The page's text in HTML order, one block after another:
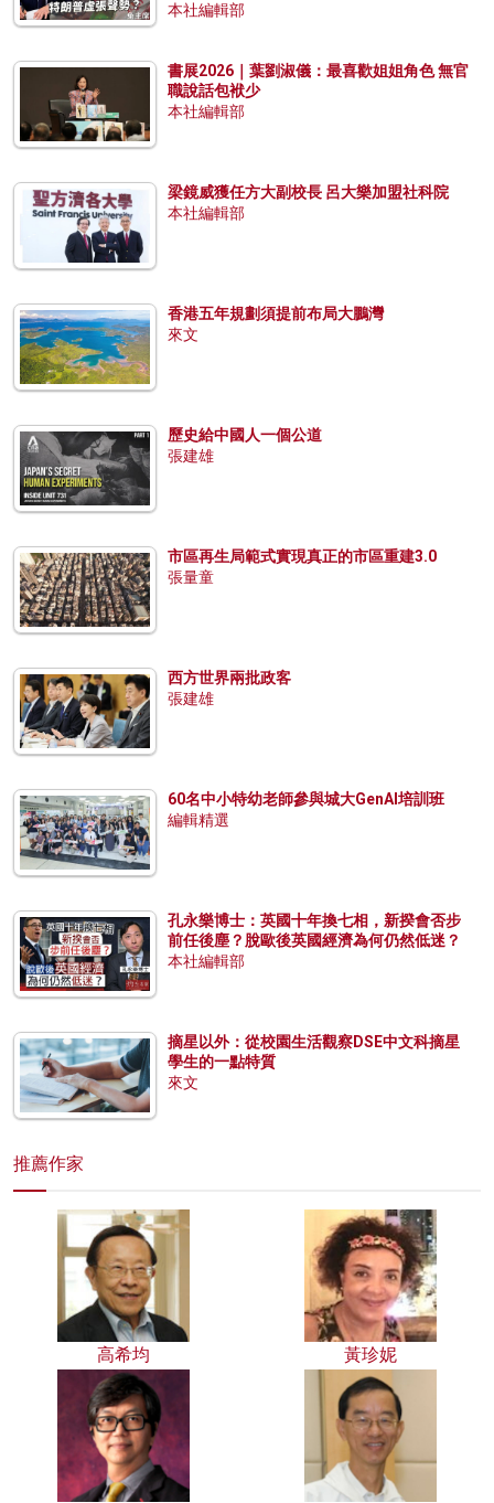
本社編輯部
書展2026｜葉劉淑儀：最喜歡姐姐角色 無官
職說話包袱少
本社編輯部
梁鏡威獲任方大副校長 呂大樂加盟社科院
本社編輯部
香港五年規劃須提前布局大鵬灣
來文
歷史給中國人一個公道
張建雄
市區再生局範式實現真正的市區重建3.0
張量童
西方世界兩批政客
張建雄
60名中小特幼老師參與城大GenAI培訓班
編輯精選
孔永樂博士：英國十年換七相，新揆會否步
前任後塵？脫歐後英國經濟為何仍然低迷？
本社編輯部
摘星以外：從校園生活觀察DSE中文科摘星
學生的一點特質
來文
推薦作家
高希均 黃珍妮